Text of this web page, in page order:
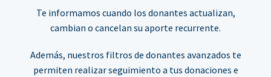
Te informamos cuando los donantes actualizan,
cambian o cancelan su aporte recurrente.
Además, nuestros filtros de donantes avanzados te
permiten realizar seguimiento a tus donaciones e